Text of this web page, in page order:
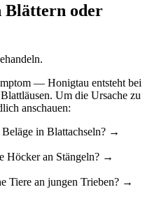
Blättern oder
— Honigtau entsteht bei
Um die Ursache zu
anschauen:
Beläge in Blattachseln? →
Höcker an Stängeln? →
Tiere an jungen Trieben? →